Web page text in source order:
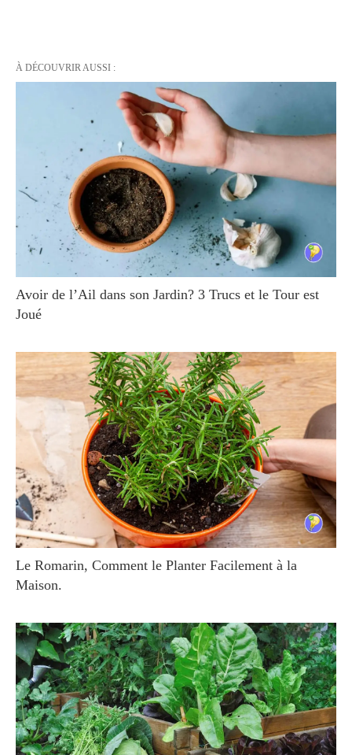
À DÉCOUVRIR AUSSI :
Avoir de l’Ail dans son Jardin? 3 Trucs et le Tour est
Joué
Le Romarin, Comment le Planter Facilement à la
Maison.